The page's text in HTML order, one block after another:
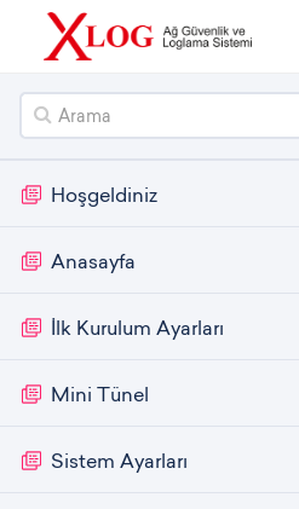
Hoşgeldiniz
Anasayfa
İlk Kurulum Ayarları
Mini Tünel
Sistem Ayarları